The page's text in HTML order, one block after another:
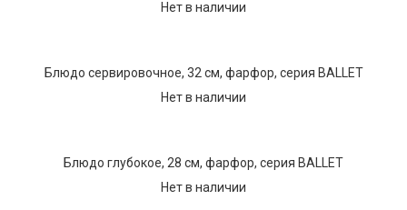
Нет в наличии
Блюдо сервировочное, 32 см, фарфор, серия BALLET
Нет в наличии
Блюдо глубокое, 28 см, фарфор, серия BALLET
Нет в наличии